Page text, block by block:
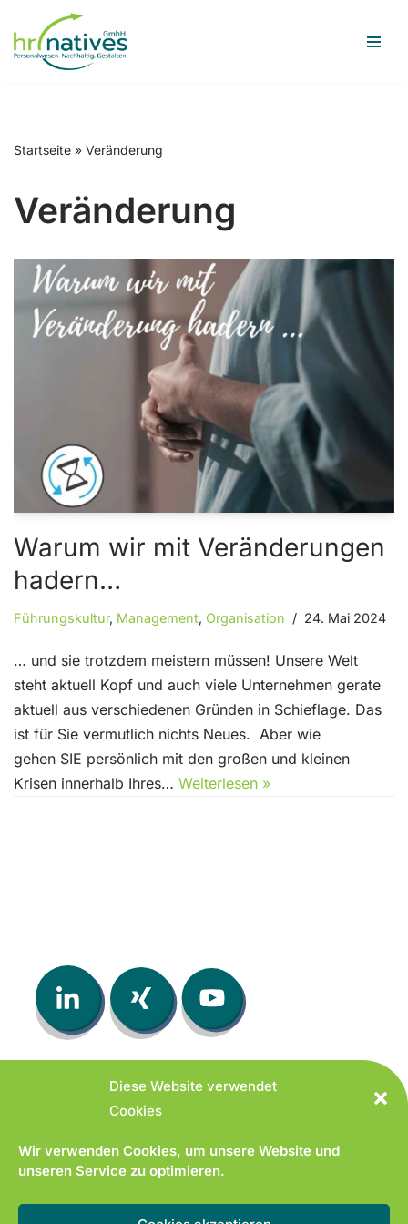
Diese Website verwendet
Cookies
Wir verwenden Cookies, um unsere Website und
unseren Service zu optimieren.
Zum
Startseite » Veränderung
Veränderung
Warum wir mit Veränderungen
hadern…
Führungskultur, Management, Organisation 24. Mai 2024
… und sie trotzdem meistern müssen! Unsere Welt
steht aktuell Kopf und auch viele Unternehmen gerate
aktuell aus verschiedenen Gründen in Schieflage. Das
ist für Sie vermutlich nichts Neues. Aber wie
gehen SIE persönlich mit den großen und kleinen
Krisen innerhalb Ihres… Weiterlesen »
© 2026 hrnatives GmbH
Lange Str. 43 | 32139 Spenge